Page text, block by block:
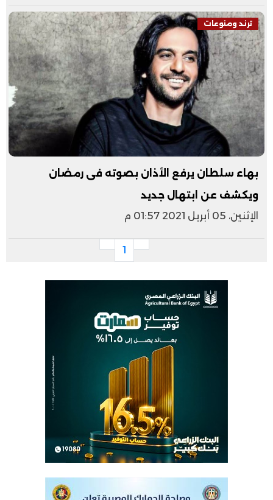
ترند ومنوعات
بهاء سلطان يرفع الأذان بصوته فى رمضان
ويكشف عن ابتهال جديد
الإثنين، 05 أبريل 2021 01:57 م
1